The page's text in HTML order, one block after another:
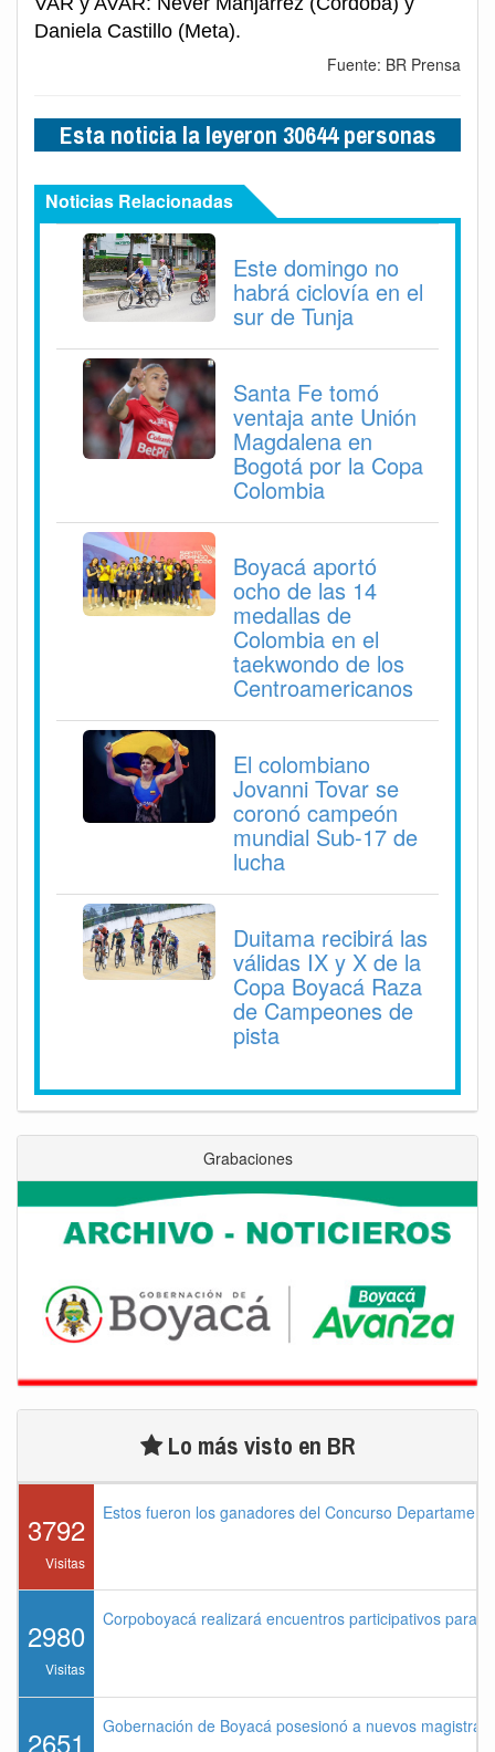
Daniela Castillo (Meta).
Fuente: BR Prensa
Esta noticia la leyeron 30644 personas
Noticias Relacionadas
Este domingo no
habrá ciclovía en el
sur de Tunja
Santa Fe tomó
ventaja ante Unión
Magdalena en
Bogotá por la Copa
Colombia
Boyacá aportó
ocho de las 14
medallas de
Colombia en el
taekwondo de los
Centroamericanos
El colombiano
Jovanni Tovar se
coronó campeón
mundial Sub-17 de
lucha
Duitama recibirá las
válidas IX y X de la
Copa Boyacá Raza
de Campeones de
pista
Grabaciones
Lo más visto en BR
3792
Visitas
Estos fueron los ganadores del Concurso
2980
Visitas
Corpoboyacá realizará encuentros participativos para
2651 Gobernación de Boyacá posesionó a nuevos